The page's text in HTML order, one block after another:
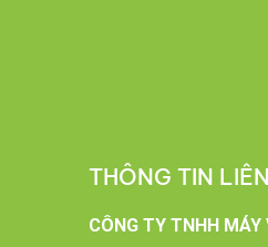
THÔNG TIN
CÔNG TY TNHH